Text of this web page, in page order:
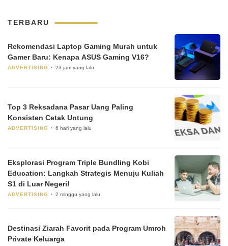
TERBARU
Rekomendasi Laptop Gaming Murah untuk
Gamer Baru: Kenapa ASUS Gaming V16?
ADVERTISING 23 jam yang lalu
Top 3 Reksadana Pasar Uang Paling
Konsisten Cetak Untung
ADVERTISING 6 hari yang lalu
Eksplorasi Program Triple Bundling Kobi
Education: Langkah Strategis Menuju Kuliah
S1 di Luar Negeri!
ADVERTISING 2 minggu yang lalu
Destinasi Ziarah Favorit pada Program Umroh
Private Keluarga